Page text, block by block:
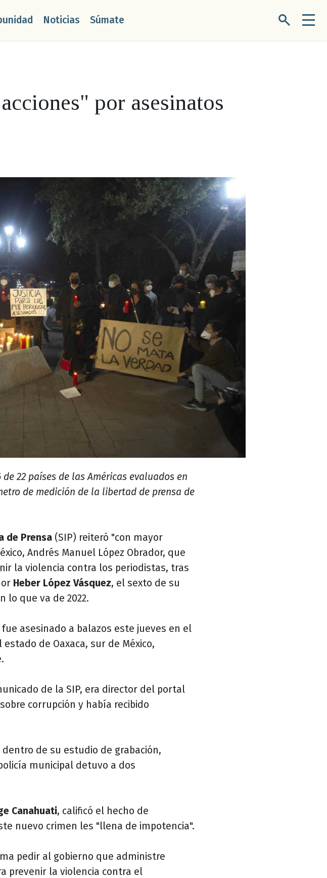
Noticias Súmate
por asesinatos
22 países de las Américas evaluados en
de medición de la libertad de prensa de
de Prensa(SIP) reiteró "con mayor
Andrés Manuel López Obrador, que
la violencia contra los periodistas, tras
Heber López Vásquez, el sexto de su
lo que va de 2022.
fue asesinado a balazos este jueves en el
de Oaxaca, sur de México,
de la SIP, era director del portal
corrupción y había recibido
de su estudio de grabación,
municipal detuvo a dos
Canahuati, calificó el hecho de
nuevo crimen les "llena de impotencia".
pedir al gobierno que administre
prevenir la violencia contra el